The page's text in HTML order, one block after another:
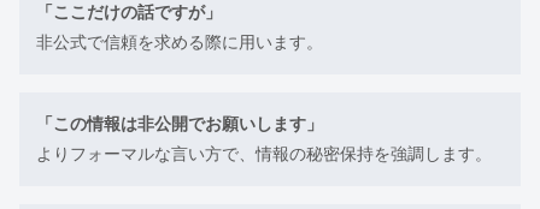
「ここだけの話ですが」
非公式で信頼を求める際に用います。
「この情報は非公開でお願いします」
よりフォーマルな言い方で、情報の秘密保持を強調します。